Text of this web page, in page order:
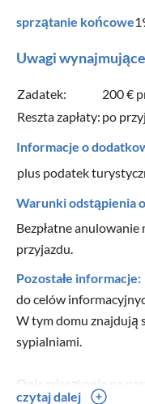
sprzątanie końcowe
Uwagi
Zadatek:
200 €
Reszta zapłaty: po
Informacje o
plus podatek
Warunki odstąpienia
Bezpłatne
przyjazdu.
Pozostałe informacje:
do celów
W tym domu znajdują
sypialniami.
Opis mieszkania na
czytaj dalej